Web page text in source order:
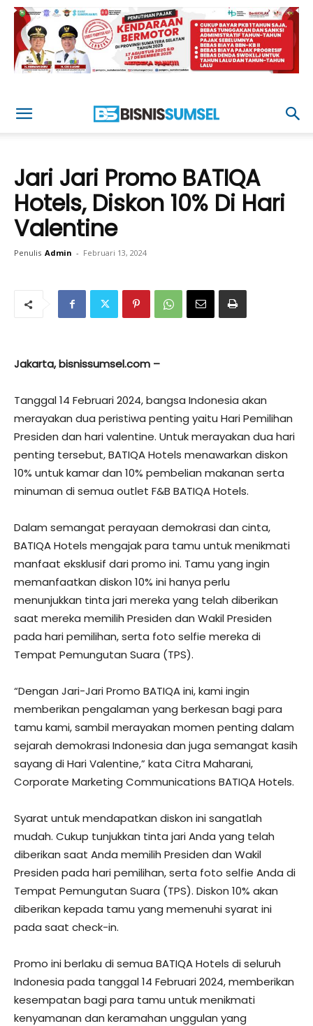
Jari Jari Promo BATIQA
Hotels, Diskon 10% Di Hari
Valentine
Penulis Admin - Februari 13, 2024
Jakarta, bisnissumsel.com –
Tanggal 14 Februari 2024, bangsa Indonesia akan
merayakan dua peristiwa penting yaitu Hari Pemilihan
Presiden dan hari valentine. Untuk merayakan dua hari
penting tersebut, BATIQA Hotels menawarkan diskon
10% untuk kamar dan 10% pembelian makanan serta
minuman di semua outlet F&B BATIQA Hotels.
Dalam semangat perayaan demokrasi dan cinta,
BATIQA Hotels mengajak para tamu untuk menikmati
manfaat eksklusif dari promo ini. Tamu yang ingin
memanfaatkan diskon 10% ini hanya perlu
menunjukkan tinta jari mereka yang telah diberikan
saat mereka memilih Presiden dan Wakil Presiden
pada hari pemilihan, serta foto selfie mereka di
Tempat Pemungutan Suara (TPS).
“Dengan Jari-Jari Promo BATIQA ini, kami ingin
memberikan pengalaman yang berkesan bagi para
tamu kami, sambil merayakan momen penting dalam
sejarah demokrasi Indonesia dan juga semangat kasih
sayang di Hari Valentine,” kata Citra Maharani,
Corporate Marketing Communications BATIQA Hotels.
Syarat untuk mendapatkan diskon ini sangatlah
mudah. Cukup tunjukkan tinta jari Anda yang telah
diberikan saat Anda memilih Presiden dan Wakil
Presiden pada hari pemilihan, serta foto selfie Anda di
Tempat Pemungutan Suara (TPS). Diskon 10% akan
diberikan kepada tamu yang memenuhi syarat ini
pada saat check-in.
Promo ini berlaku di semua BATIQA Hotels di seluruh
Indonesia pada tanggal 14 Februari 2024, memberikan
kesempatan bagi para tamu untuk menikmati
kenyamanan dan keramahan unggulan yang